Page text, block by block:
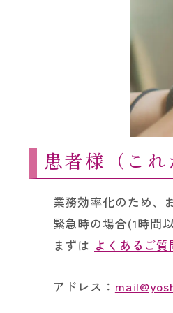
患者様（これ
業務効率化のため、
緊急時の場合(1時間
まずは よくあるご質
アドレス：